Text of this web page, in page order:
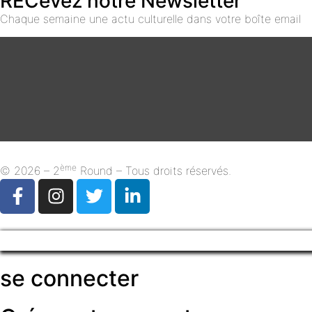
Chaque semaine une actu culturelle dans votre boîte email
© 2026 – 2ème Round – Tous droits réservés.
se connecter